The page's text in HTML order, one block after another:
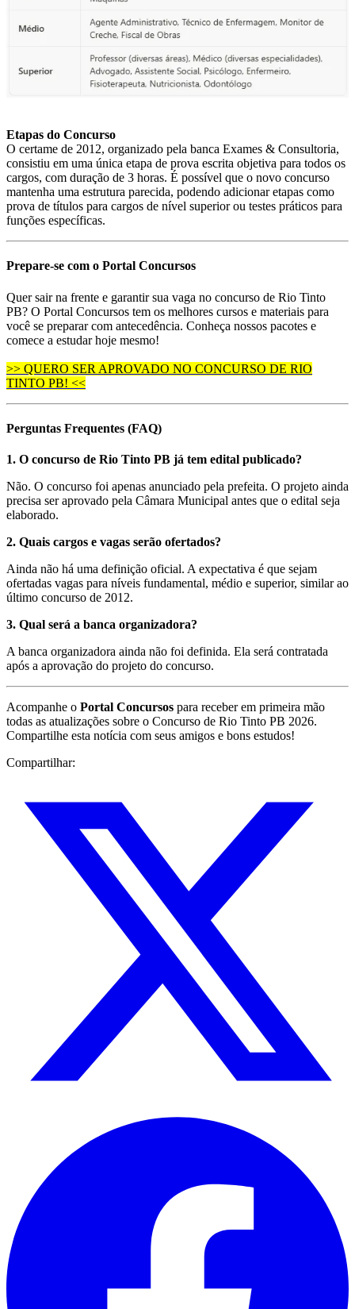
Etapas do Concurso
O certame de 2012, organizado pela banca Exames & Consultoria,
consistiu em uma única etapa de prova escrita objetiva para todos os
cargos, com duração de 3 horas. É possível que o novo concurso
mantenha uma estrutura parecida, podendo adicionar etapas como
prova de títulos para cargos de nível superior ou testes práticos para
funções específicas.
Prepare-se com o Portal Concursos
Quer sair na frente e garantir sua vaga no concurso de Rio Tinto
PB? O Portal Concursos tem os melhores cursos e materiais para
você se preparar com antecedência. Conheça nossos pacotes e
comece a estudar hoje mesmo!
>> QUERO SER APROVADO NO CONCURSO DE RIO
TINTO PB! <<
Perguntas Frequentes (FAQ)
1. O concurso de Rio Tinto PB já tem edital publicado?
Não. O concurso foi apenas anunciado pela prefeita. O projeto ainda
precisa ser aprovado pela Câmara Municipal antes que o edital seja
elaborado.
2. Quais cargos e vagas serão ofertados?
Ainda não há uma definição oficial. A expectativa é que sejam
ofertadas vagas para níveis fundamental, médio e superior, similar ao
último concurso de 2012.
3. Qual será a banca organizadora?
A banca organizadora ainda não foi definida. Ela será contratada
após a aprovação do projeto do concurso.
Acompanhe o Portal Concursos para receber em primeira mão
todas as atualizações sobre o Concurso de Rio Tinto PB 2026.
Compartilhe esta notícia com seus amigos e bons estudos!
Compartilhar: